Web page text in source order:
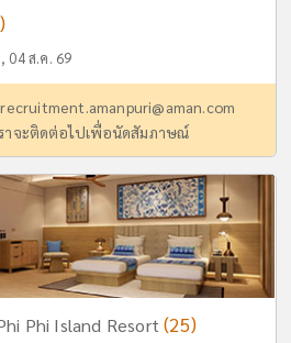
04 ส.ค. 69
recruitment.amanpuri@aman.com
าจะติดต่อไปเพื่อนัดสัมภาษณ์
Phi Island Resort(25)